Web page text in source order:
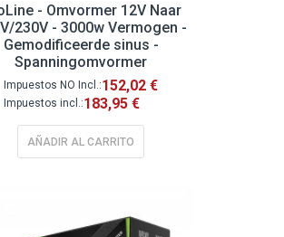
- Omvormer 12V Naar
230V - 3000w Vermogen -
Gemodificeerde sinus -
Spanningomvormer
183,95 €
152,02 €
AÑADIR AL CARRITO